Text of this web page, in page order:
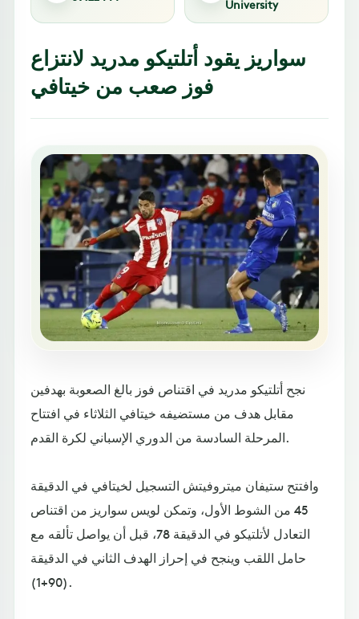
University
سواريز يقود أتلتيكو مدريد لانتزاع
فوز صعب من خيتافي
نجح أتلتيكو مدريد في اقتناص فوز بالغ الصعوبة بهدفين
مقابل هدف من مستضيفه خيتافي الثلاثاء في افتتاح
المرحلة السادسة من الدوري الإسباني لكرة القدم.
وافتتح ستيفان ميتروفيتش التسجيل لخيتافي في الدقيقة
45 من الشوط الأول، وتمكن لويس سواريز من اقتناص
التعادل لأتلتيكو في الدقيقة 78، قبل أن يواصل تألقه مع
حامل اللقب وينجح في إحراز الهدف الثاني في الدقيقة
(90+1).